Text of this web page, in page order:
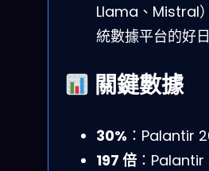
Llama、Mistral
統數據平台的好
關鍵數據
30% ：Palantir
197 倍 ：